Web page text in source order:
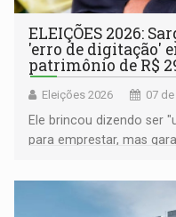
ELEIÇÕES 2026:
'erro de digitação'
patrimônio de R$
Eleições 2026 07
Ele brincou dizendo ser
para emprestar, mas